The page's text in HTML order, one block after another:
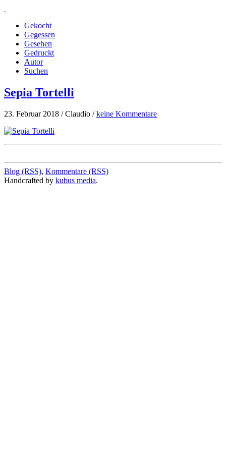
Gekocht
Gegessen
Gesehen
Gedruckt
Autor
Suchen
Sepia Tortelli
23. Februar 2018 / Claudio /keine Kommentare
Blog (RSS), Kommentare (RSS)
Handcrafted by kubus media.